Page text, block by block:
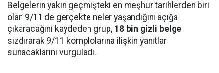
Belgelerin yakın geçmişteki en meşhur tarihlerden biri
olan 9/11'de gerçekte neler yaşandığını açığa
çıkaracağını kaydeden grup, 18 bin gizli belge
sızdırarak 9/11 komplolarına ilişkin yanıtlar
sunacaklarını vurguladı.